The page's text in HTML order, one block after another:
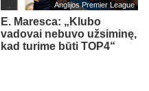
Anglijos Premier League
E. Maresca: „Klubo
vadovai nebuvo užsiminę,
kad turime būti TOP4“